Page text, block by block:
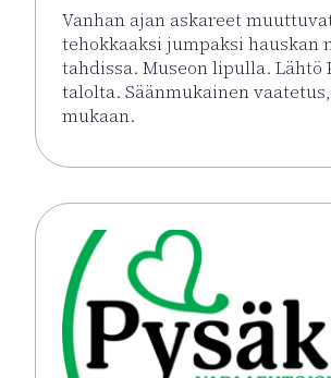
Vanhan ajan askareet
tehokkaaksi jumpaksi hauskan
tahdissa. Museon lipulla. Lähtö
talolta. Säänmukainen
mukaan.